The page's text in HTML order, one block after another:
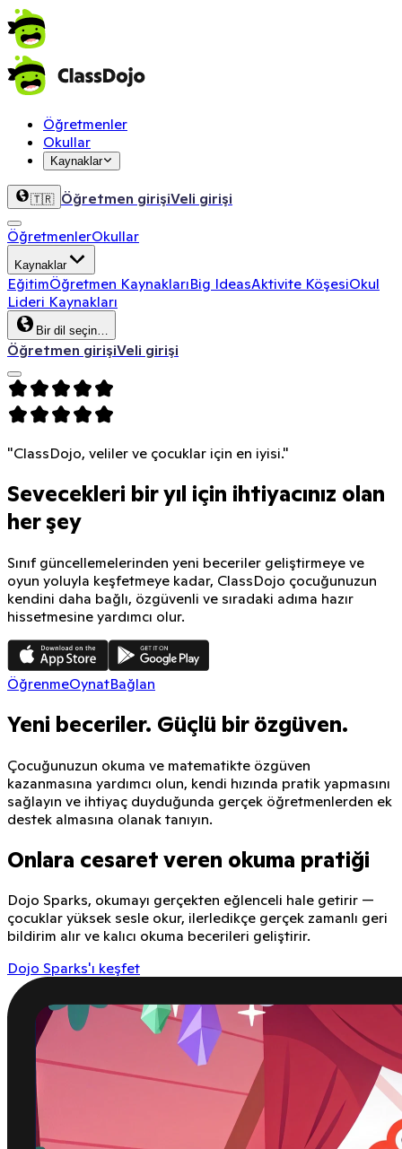
Öğretmenler
Okullar
Kaynaklar
🇹🇷 Öğretmen girişiVeli girişi
ÖğretmenlerOkullar
Kaynaklar
EğitimÖğretmen KaynaklarıBig IdeasAktivite KöşesiOkul
Lideri Kaynakları
Bir dil seçin…
Öğretmen girişiVeli girişi
"ClassDojo, veliler ve çocuklar için en iyisi."
Sevecekleri bir yıl için ihtiyacınız olan
her şey
Sınıf güncellemelerinden yeni beceriler geliştirmeye ve
oyun yoluyla keşfetmeye kadar, ClassDojo çocuğunuzun
kendini daha bağlı, özgüvenli ve sıradaki adıma hazır
hissetmesine yardımcı olur.
ÖğrenmeOynatBağlan
Yeni beceriler. Güçlü bir özgüven.
Çocuğunuzun okuma ve matematikte özgüven
kazanmasına yardımcı olun, kendi hızında pratik yapmasını
sağlayın ve ihtiyaç duyduğunda gerçek öğretmenlerden ek
destek almasına olanak tanıyın.
Onlara cesaret veren okuma pratiği
Dojo Sparks, okumayı gerçekten eğlenceli hale getirir —
çocuklar yüksek sesle okur, ilerledikçe gerçek zamanlı geri
bildirim alır ve kalıcı okuma becerileri geliştirir.
Dojo Sparks'ı keşfet